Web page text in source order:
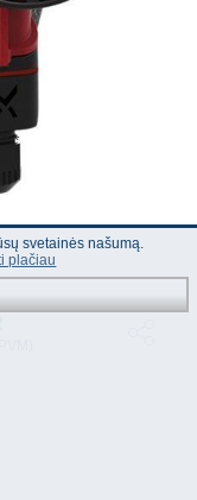
svetainės našumą.
plačiau